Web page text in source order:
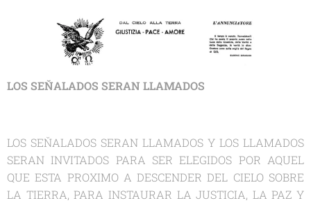
LOS SEŇALADOS SERAN LLAMADOS
LOS SEŇALADOS SERAN LLAMADOS Y LOS LLAMADOS
SERAN INVITADOS PARA SER ELEGIDOS POR AQUEL
QUE ESTA PROXIMO A DESCENDER DEL CIELO SOBRE
LA TIERRA, PARA INSTAURAR LA JUSTICIA, LA PAZ Y